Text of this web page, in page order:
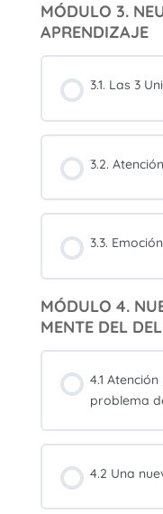
MÓDULO 3.
APRENDIZAJE
3.1. Las 3
3.2.
3.3.
MÓDULO 4.
MENTE DEL
4.1
problema
4.2 Una